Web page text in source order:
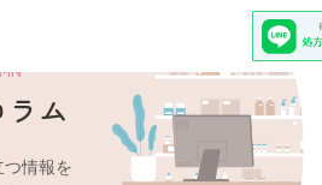
ム
つ情報を